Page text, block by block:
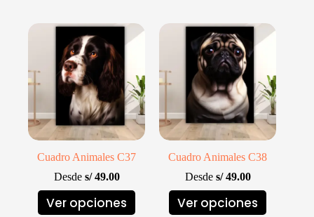
se
pueden
elegir
en
la
página
de
producto
se
pueden
elegir
en
la
página
de
producto
Cuadro Animales C37
Desde s/49.00
Ver opciones
Este
producto
Cuadro Animales C38
Desde s/49.00
Ver opciones
Este
producto